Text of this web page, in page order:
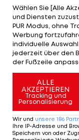
"Wirklich?"
Einen Tag
zu Wort: "Steck
Gürtel, du …"
Morgans
der Sache
ich bin’s nicht,
Scharfe
Wählen Sie [Alle
und Diensten
PUR Modus, ohne
Werbung
individuelle
jederzeit über den
der Fußzeile
ALLE
AKZEPTIEREN
Tracking und
Personalisierung
Wir und unsere 186
Ihre IP-Adresse und
Speichern von oder